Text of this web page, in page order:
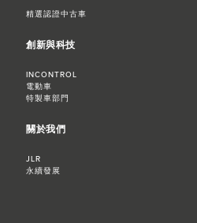
精選認證中古車
創新與科技
INCONTROL
電動車
特製車部門
關於我們
JLR
永續發展